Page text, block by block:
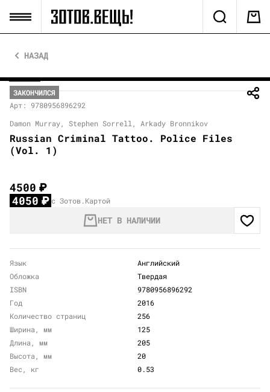
НАЗАД
ЗАКОНЧИЛСЯ
Арт: 9780956896292
Damon Murray, Stephen Sorrell, Arkady Bronnikov
Russian Criminal Tattoo. Police Files
(Vol. 1)
4500₽
4050₽ с Зотов.Картой
НЕТ В НАЛИЧИИ
Язык
Английский
Обложка
Твердая
ISBN
9780956896292
Год
2016
Количество страниц
256
Ширина, мм
125
Длина, мм
205
Высота, мм
20
Вес, кг
0.53